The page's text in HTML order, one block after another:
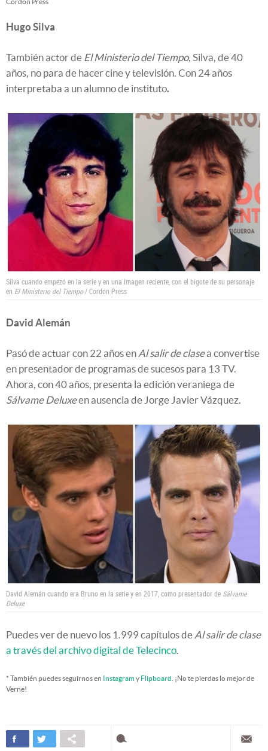
Hugo Silva
También actor de El Ministerio del Tiempo, Silva, de 40
años, no para de hacer cine y televisión. Con 24 años
interpretaba a un alumno de instituto.
Silva cuando empezó en la serie y en una imagen reciente, con el bigote de su personaje
en El Ministerio del Tiempo/ Cordon Press
David Alemán
Pasó de actuar con 22 años en Al salir de clasea convertise
en presentador de programas de sucesos para 13 TV.
Ahora, con 40 años, presenta la edición veraniega de
Sálvame Deluxeen ausencia de Jorge Javier Vázquez.
David Alemán cuando era Bruno en la serie y en 2017, como presentador de Sálvame
Deluxe
Puedes ver de nuevo los 1.999 capítulos de Al salir de clase
a través del archivo digital de Telecinco
* También puedes seguirnos en Instagramy Flipboard . ¡No te pierdas lo mejor de
Verne!